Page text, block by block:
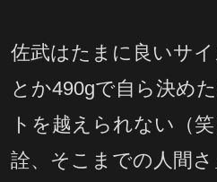
佐武はたまに良いサ
とか490gで自ら決め
トを越えられない（
詮、そこまでの人間